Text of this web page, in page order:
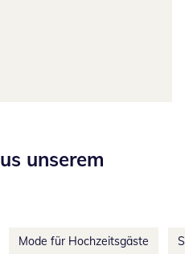
unserem
Mode für Hochzeitsgäste